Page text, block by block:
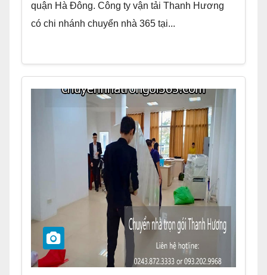
quận Hà Đông. Công ty vận tải Thanh Hương
có chi nhánh chuyển nhà 365 tại...